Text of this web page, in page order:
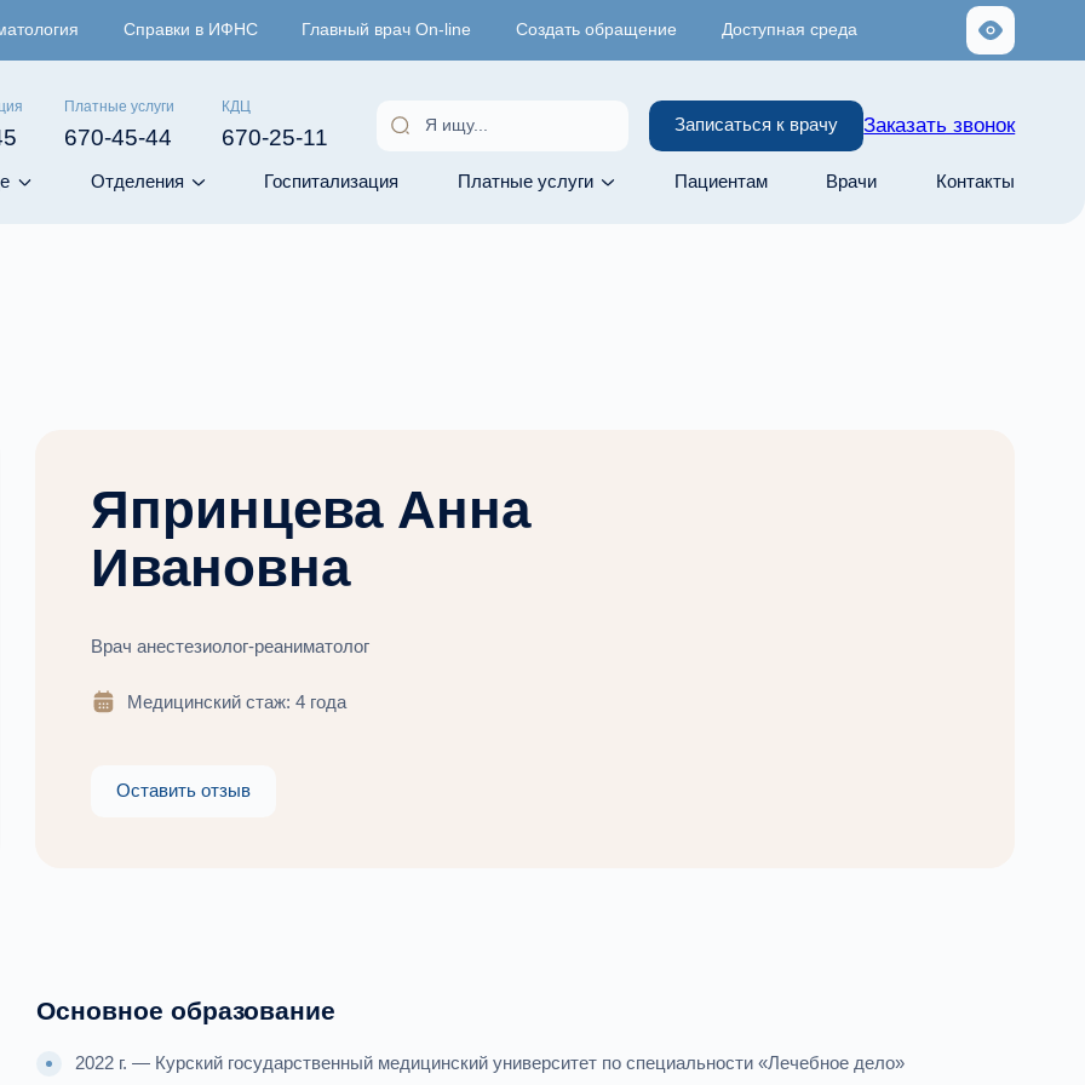
Справки в ИФНС Главный врач On-line Создать обращение Доступная среда
Платные услуги
670-45-44
КДЦ
670-25-11
Записаться к врачу Заказать звонок
Отделения Госпитализация Платные услуги Пациентам Врачи Контакты
Япринцева Анна
Ивановна
Врач анестезиолог-реаниматолог
Медицинский стаж: 4 года
Оставить отзыв
Основное образование
2022 г. — Курский государственный медицинский университет по специальности «Лечебное дело»